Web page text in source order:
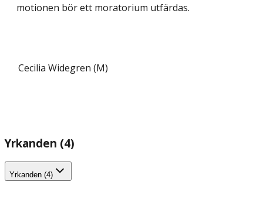
motionen bör ett moratorium utfärdas.
Cecilia Widegren (M)
Yrkanden (4)
Yrkanden (4)